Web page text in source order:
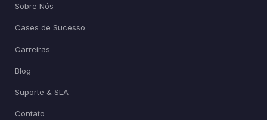
Sobre Nós
Cases de Sucesso
Carreiras
Blog
Suporte & SLA
Contato